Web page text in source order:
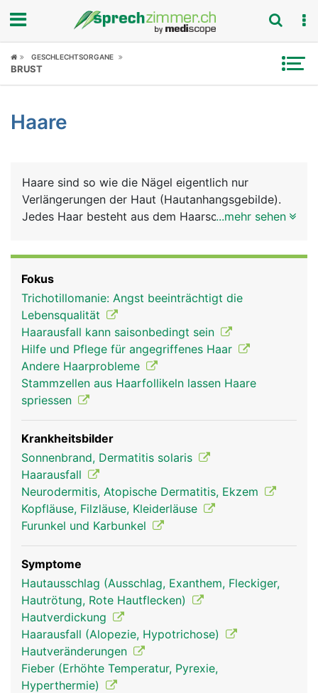
Fokus
Symptome
News
Rubriken
GESCHLECHTSORGANE
BRUST
Haare
Haare sind so wie die Nägel eigentlich nur
Verlängerungen der Haut (Hautanhangsgebilde).
Jedes Haar besteht aus dem Haarschaft und der
die feinste Haarbewegungen registrieren. Die
Haarwurzel bildet an ihrem unteren Ende eine
knollige Verdickung, die Haarzwiebel. Dort
befindet sich auch die gut durchblutete
Haarpapille, die das Haar mit Nährstoffen versorgt
und so zum Wachsen bringt. Zu jedem Haarfollikel
gehört ein kleiner Muskel, der das Haar bei Kälte
oder Stress aufrichtet ("Gänsehaut"). Die Körper-
und Kopfhaare dienen zum Schutz vor Kälte und
Sonneneinstrahlung. Die Augenbrauen und
Wimpern schützen die Augen vor äusseren
Einflüssen und die Nasenhaare fangen kleine
Partikel (z.B. Staub) ab, damit sie nicht eingeatmet
werden.
Haare Frau Haare Mann
...mehr sehen
Fokus
Trichotillomanie: Angst beeinträchtigt die
Lebensqualität
Haarausfall kann saisonbedingt sein
Hilfe und Pflege für angegriffenes Haar
Andere Haarprobleme
Stammzellen aus Haarfollikeln lassen Haare
spriessen
Krankheitsbilder
Sonnenbrand, Dermatitis solaris
Haarausfall
Neurodermitis, Atopische Dermatitis, Ekzem
Kopfläuse, Filzläuse, Kleiderläuse
Furunkel und Karbunkel
Symptome
Hautausschlag (Ausschlag, Exanthem, Fleckiger,
Hautrötung, Rote Hautflecken)
Hautverdickung
Haarausfall (Alopezie, Hypotrichose)
Hautveränderungen
Fieber (Erhöhte Temperatur, Pyrexie,
Hyperthermie)